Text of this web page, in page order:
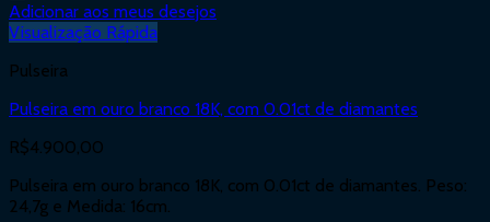
Adicionar aos meus desejos
Visualização Rápida
Pulseira
Pulseira em ouro branco 18K, com 0.01ct de diamantes
R$4.900,00
Pulseira em ouro branco 18K, com 0.01ct de diamantes. Peso:
24,7g e Medida: 16cm.